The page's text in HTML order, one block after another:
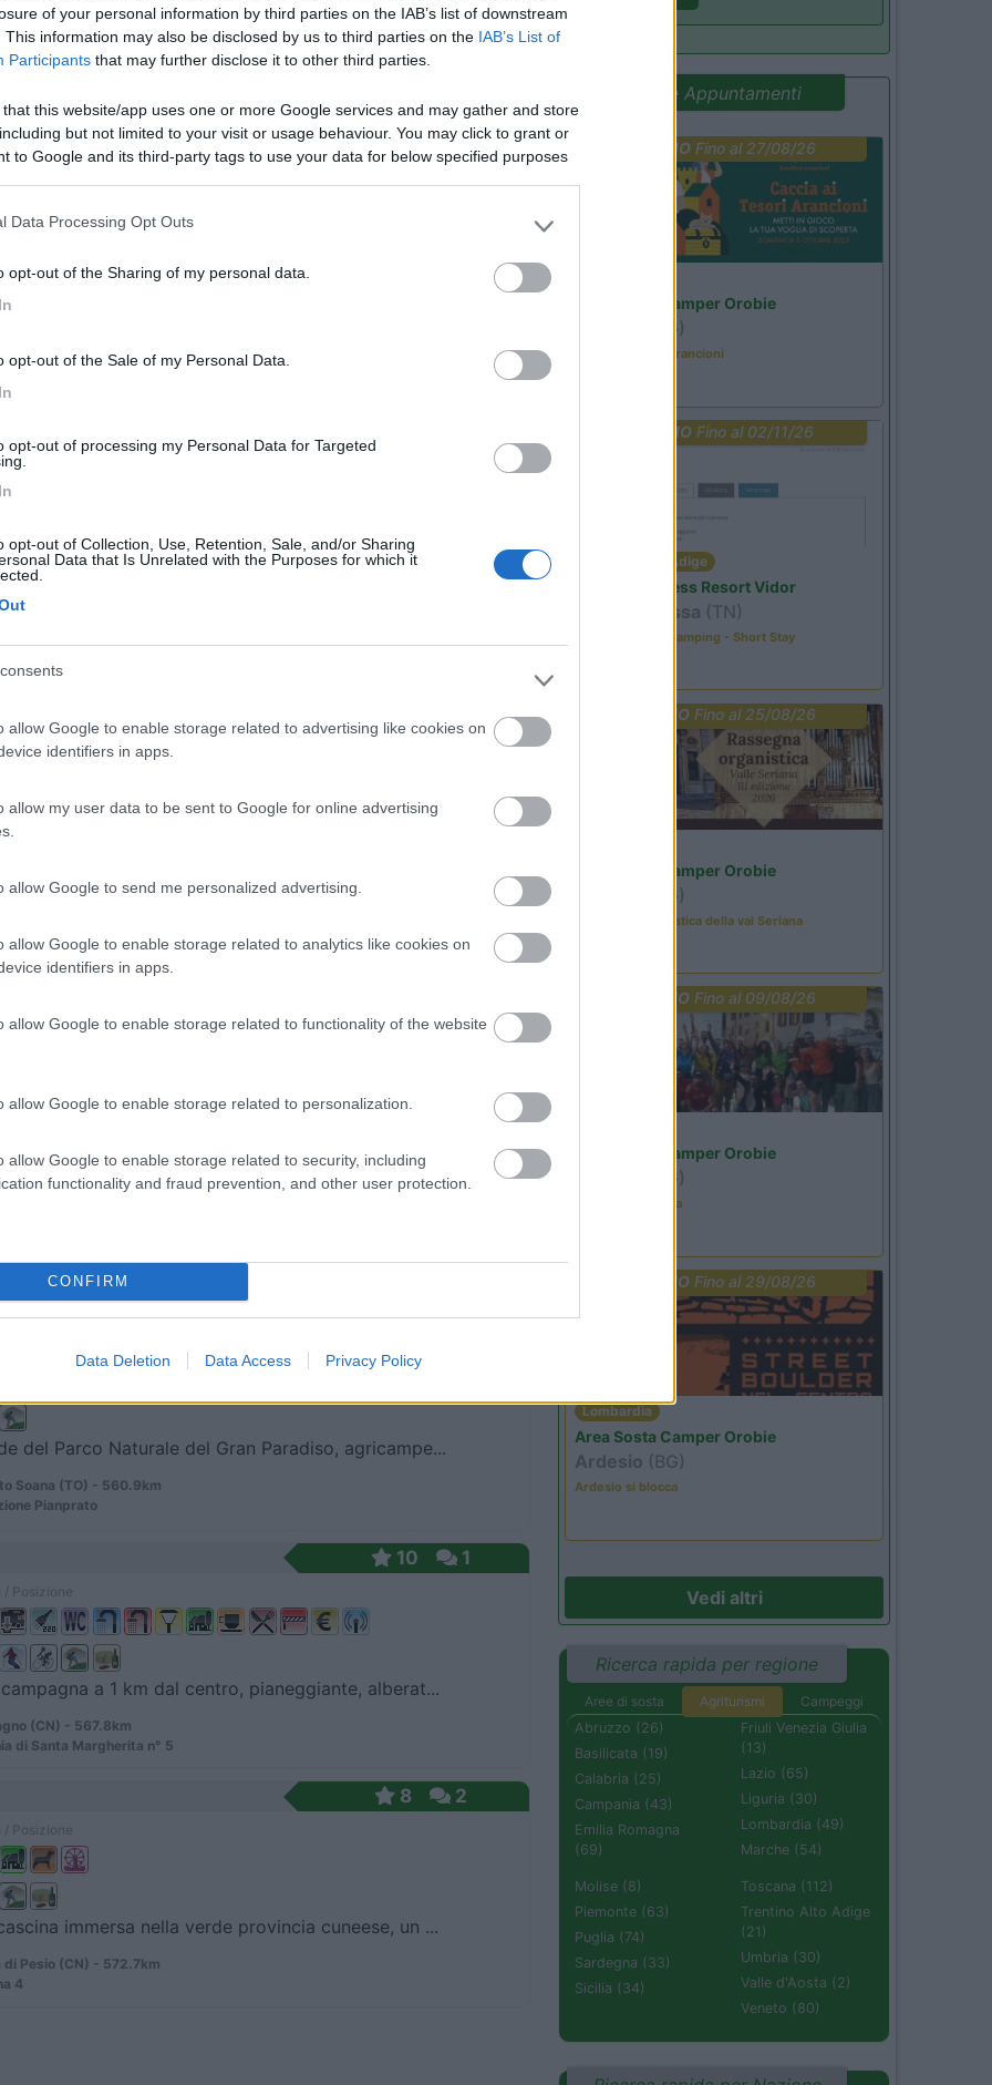
of your personal information by third parties on the IAB’s list of downstream
This information may also be disclosed by us to third parties on the IAB’s List of
Participants that may further disclose it to other third parties.
that this website/app uses one or more Google services and may gather and store
but not limited to your visit or usage behaviour. You may click to grant or
to Google and its third-party tags to use your data for below specified purposes
Data Processing Opt Outs
opt-out of the Sharing of my personal data.
opt-out of the Sale of my Personal Data.
opt-out of processing my Personal Data for Targeted
opt-out of Collection, Use, Retention, Sale, and/or Sharing
Data that Is Unrelated with the Purposes for which it
allow Google to enable storage related to advertising like cookies on
identifiers in apps.
allow my user data to be sent to Google for online advertising
allow Google to send me personalized advertising.
allow Google to enable storage related to analytics like cookies on
identifiers in apps.
allow Google to enable storage related to functionality of the website
allow Google to enable storage related to personalization.
allow Google to enable storage related to security, including
functionality and fraud prevention, and other user protection.
CONFIRM
Data Deletion Data Access Privacy Policy
in fattoria , vendita prodotti
Coutainville - 491.9km
7 1
Posizione
Morï¿½, 5
Posizione
Cascina Mombello, ampi spazi per i bimbi,...
6 veicoli, cani accettati solo su preavviso
prevalentemente zootecnica dove vengono allevati ...
Les-Volget 4
Posizione
Roseaux Château d'Iclon
7,5 8
del Parco Naturale del Gran Paradiso, agricampe...
Soana (TO) - 560.9km
Pianprato
10 1
a 1 km dal centro, pianeggiante, alberat...
(CN) - 567.8km
di Santa Margherita n° 5
8 2
immersa nella verde provincia cuneese, un ...
Pesio (CN) - 572.7km
4
Promo e Appuntamenti
PROMOFino al 27/08/26
Area Sosta Camper Orobie
(BG)
Caccia ai tesori arancioni
PROMO Fino al 02/11/26
Trentino Alto Adige
Family Wellness Resort Vidor
Pozza di Fassa (TN)
Happy & Active Camping - Short Stay
PROMO Fino al 25/08/26
Area Sosta Camper Orobie
(BG)
Rassegna organistica della val Seriana
PROMO Fino al 09/08/26
Area Sosta Camper Orobie
(BG)
Ardesio in scatola
PROMO Fino al 29/08/26
Lombardia
Area Sosta Camper Orobie
Ardesio (BG)
Ardesio si blocca
Vedi altri
Ricerca rapida per regione
Aree di sosta Agriturismi
Campeggi
Abruzzo (26)
Basilicata (19)
Calabria (25)
Campania (43)
Emilia Romagna
(69)
Friuli Venezia Giulia
(13)
Lazio (65)
Liguria (30)
Lombardia (49)
Marche (54)
Molise (8)
Piemonte (63)
Puglia (74)
Sardegna (33)
Sicilia (34)
Toscana (112)
Trentino Alto Adige
(21)
Umbria (30)
Valle d'Aosta (2)
Veneto (80)